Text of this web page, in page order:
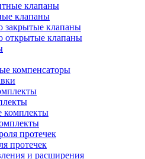
клапаны
закрытые клапаны
открытые клапаны
компенсаторы
протечек